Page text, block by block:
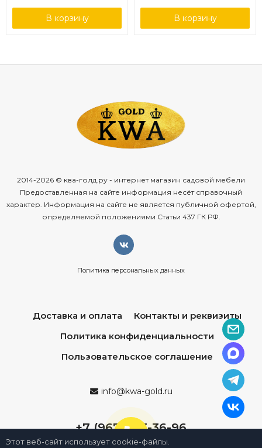
В корзину В корзину
2014-2026 © ква-голд.ру - интернет магазин садовой мебели
Предоставленная на сайте информация несёт справочный
характер. Информация на сайте не является публичной офертой,
определяемой положениями Статьи 437 ГК РФ.
Политика персональных данных
Доставка и оплата
Контакты и реквизиты
Политика конфиденциальности
Пользовательское соглашение
info@kwa-gold.ru
+7 (967) 013-36-96
Этот веб-сайт использует cookie-файлы.